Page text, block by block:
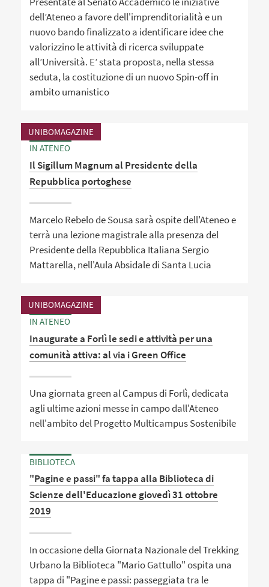
dell’Ateneo a favore dell'imprenditorialità e un
nuovo bando finalizzato a identificare idee che
valorizzino le attività di ricerca sviluppate
all’Università. E’ stata proposta, nella stessa
seduta, la costituzione di un nuovo Spin-off in
ambito umanistico
UNIBOMAGAZINE
IN ATENEO
Il Sigillum Magnum al Presidente della
Repubblica portoghese
Marcelo Rebelo de Sousa sarà ospite dell'Ateneo e
terrà una lezione magistrale alla presenza del
Presidente della Repubblica Italiana Sergio
Mattarella, nell'Aula Absidale di Santa Lucia
UNIBOMAGAZINE
IN ATENEO
Inaugurate a Forlì le sedi e attività per una
comunità attiva: al via i Green Office
Una giornata green al Campus di Forlì, dedicata
agli ultime azioni messe in campo dall'Ateneo
nell'ambito del Progetto Multicampus Sostenibile
BIBLIOTECA
"Pagine e passi" fa tappa alla Biblioteca di
Scienze dell'Educazione giovedì 31 ottobre
2019
In occasione della Giornata Nazionale del Trekking
Urbano la Biblioteca "Mario Gattullo" ospita una
tappa di "Pagine e passi: passeggiata tra le